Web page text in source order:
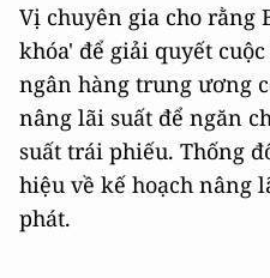
Vị chuyên gia cho rằng
khóa' để giải quyết
ngân hàng trung ương
nâng lãi suất để ngăn
suất trái phiếu. Thống
hiệu về kế hoạch nâng
phát.